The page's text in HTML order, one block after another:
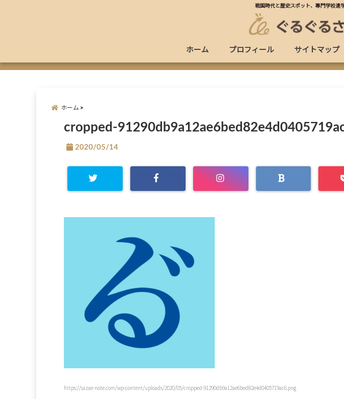
戦国時代と歴史スポット、專門学校進
ホーム プロフィール サイトマップ
ホーム
cropped-
2020/05/14
https://sazae-note.com/wp-content/uploads/2020/05/cropped-91290db9a12ae6bed82e4d0405719ac6.png